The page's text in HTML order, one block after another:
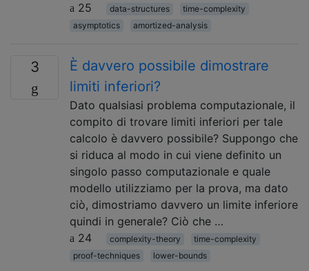
25
data-structures
time-complexity
asymptotics
amortized-analysis
3
È davvero possibile dimostrare
limiti inferiori?
Dato qualsiasi problema computazionale, il
compito di trovare limiti inferiori per tale
calcolo è davvero possibile? Suppongo che
si riduca al modo in cui viene definito un
singolo passo computazionale e quale
modello utilizziamo per la prova, ma dato
ciò, dimostriamo davvero un limite inferiore
quindi in generale? Ciò che …
24
complexity-theory
time-complexity
proof-techniques
lower-bounds